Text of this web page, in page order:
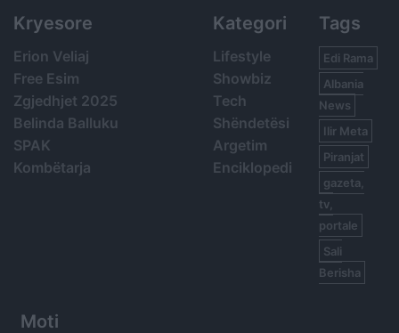
Kryesore
Erion Veliaj
Free Esim
Zgjedhjet 2025
Belinda Balluku
SPAK
Kombëtarja
Kategori
Lifestyle
Showbiz
Tech
Shëndetësi
Argetim
Enciklopedi
Tags
Edi Rama
Albania
News
Ilir Meta
Piranjat
gazeta,
tv,
portale
Sali
Berisha
Moti